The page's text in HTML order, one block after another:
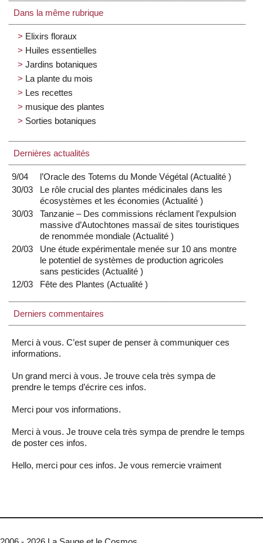
Dans la même rubrique
Elixirs floraux
Huiles essentielles
Jardins botaniques
La plante du mois
Les recettes
musique des plantes
Sorties botaniques
Dernières actualités
9/04 l’Oracle des Totems du Monde Végétal (Actualité)
30/03
Le rôle crucial des plantes médicinales dans les
écosystèmes et les économies (Actualité)
30/03
Tanzanie – Des commissions réclament l’expulsion
massive d’Autochtones massaï de sites touristiques
de renommée mondiale (Actualité)
20/03
Une étude expérimentale menée sur 10 ans montre
le potentiel de systèmes de production agricoles
sans pesticides (Actualité)
12/03
Fête des Plantes (Actualité)
Derniers commentaires
Merci à vous. C’est super de penser à communiquer ces
informations.
Un grand merci à vous. Je trouve cela très sympa de
prendre le temps d’écrire ces infos.
Merci pour vos informations.
Merci à vous. Je trouve cela très sympa de prendre le temps
de poster ces infos.
Hello, merci pour ces infos. Je vous remercie vraiment